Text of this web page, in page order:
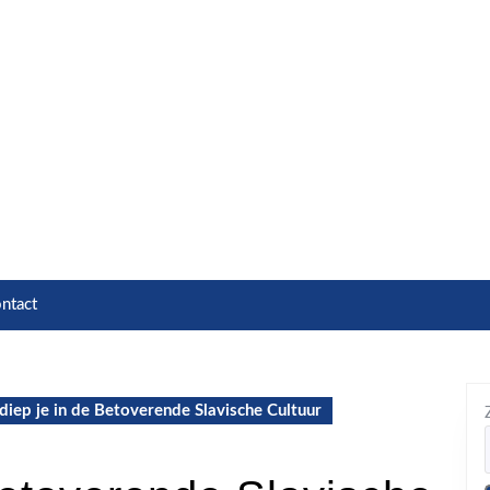
je in de Betoverende Slavische Cultuur